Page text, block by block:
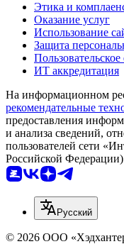
Этика и
Оказание услуг
Использование
Защита
ИТ аккредитация
На информационном
рекомендательные
предоставления
и анализа сведений,
пользователей сети
Российской Федерации)
Русский
© 2026 ООО